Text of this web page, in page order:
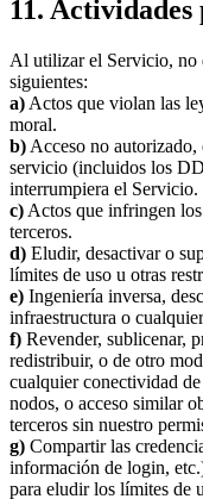
11.
Al utilizar el Servicio, no
siguientes:
a) Actos que violan las
moral.
b) Acceso no autorizado,
servicio (incluidos los
interrumpiera el Servicio.
c) Actos que infringen
terceros.
d) Eludir, desactivar o
límites de uso u otras
e) Ingeniería inversa,
infraestructura o
f) Revender, sublicenar,
redistribuir, o de otro
cualquier conectividad
nodos, o acceso similar
terceros sin nuestro
g) Compartir las
información de login,
para eludir los límites de